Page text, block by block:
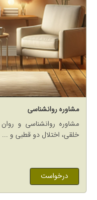
مشاوره روانشناسی
مشاوره روانشناسی و روان
خلقی، اختلال دو قطبی و ...
درخواست